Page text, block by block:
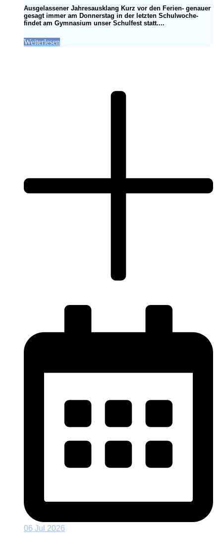
Ausgelassener Jahresausklang Kurz vor den Ferien- genauer
gesagt immer am Donnerstag in der letzten Schulwoche-
findet am Gymnasium unser Schulfest statt....
Weiterlesen
06 Jul 2026